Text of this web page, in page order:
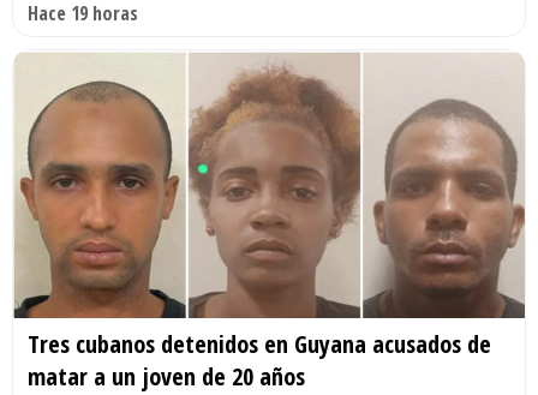
Hace 19 horas
Tres cubanos detenidos en Guyana acusados de
matar a un joven de 20 años